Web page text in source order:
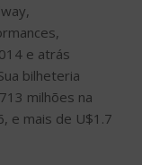
e atrás
bilheteria
milhões na
e mais de U$1.7